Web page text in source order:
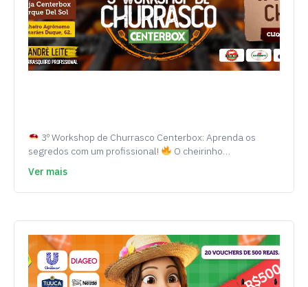
3º Workshop de Churrasco Centerbox: Aprenda os
segredos com um profissional!
O cheirinho…
Ver mais